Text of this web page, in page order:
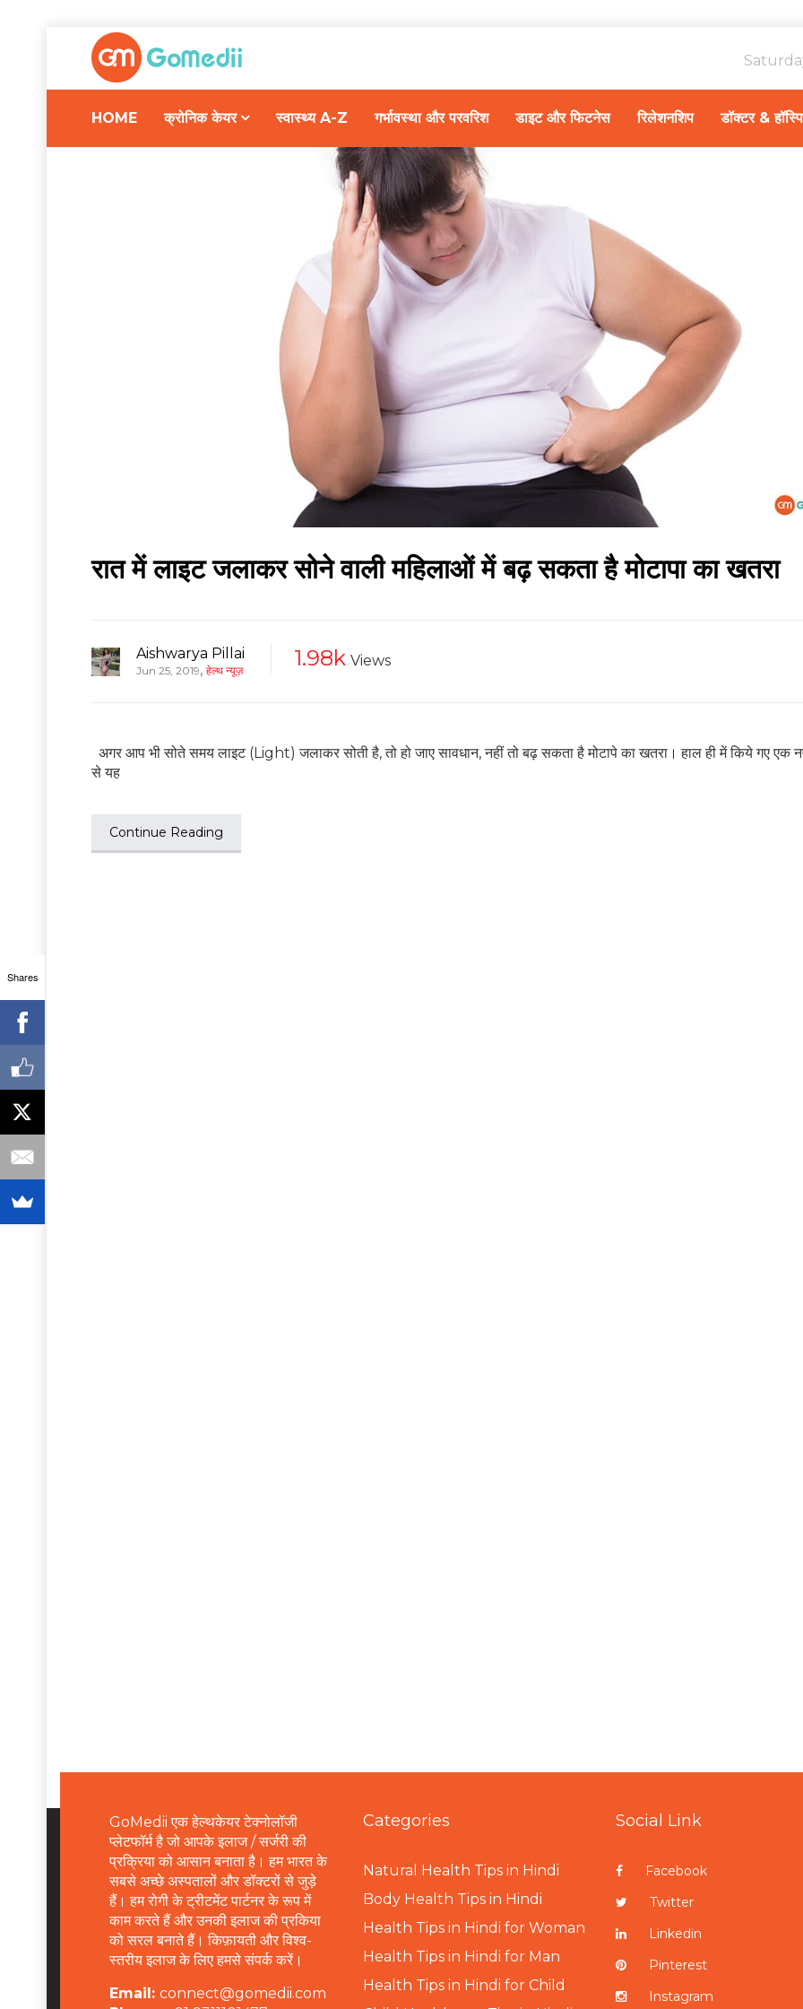
HOME क्रोनिक केयर स्वास्थ्य A-Z गर्भावस्था और परवरिश डाइट और फिटनेस रिलेशनशिप डॉक्टर &
रात में लाइट जलाकर सोने वाली महिलाओं में बढ़ सकता है मोटापा का खतरा
Aishwarya Pillai
Jun 25, 2019, हेल्थ न्यूज़ 1.98k Views
अगर आप भी सोते समय लाइट (Light) जलाकर सोती है, तो हो जाए सावधान, नहीं तो बढ़ सकता है मोटापे का खतरा। हाल ही में किये गए एक
से यह
Continue Reading
GoMedii एक हेल्थकेयर टेक्नोलॉजी
प्लेटफॉर्म है जो आपके इलाज / सर्जरी की
प्रक्रिया को आसान बनाता है। हम भारत के
सबसे अच्छे अस्पतालों और डॉक्टरों से जुड़े
हैं। हम रोगी के ट्रीटमेंट पार्टनर के रूप में
काम करते हैं और उनकी इलाज की प्रकिया
को सरल बनाते हैं। किफ़ायती और विश्व-
स्तरीय इलाज के लिए हमसे संपर्क करें।
Email: connect@gomedii.com
Categories
Natural Health Tips in Hindi
Body Health Tips in Hindi
Health Tips in Hindi for Woman
Health Tips in Hindi for Man
Health Tips in Hindi for Child
Social Link
Facebook
Twitter
Linkedin
Pinterest
Instagram
Shares